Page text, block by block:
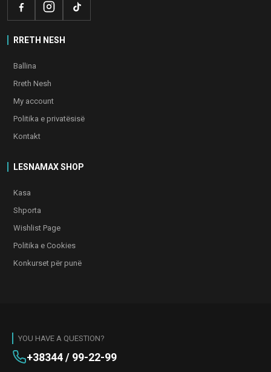
RRETH NESH
Ballina
Rreth Nesh
My account
Politika e privatësisë
Kontakt
LESNAMAX SHOP
Kasa
Shporta
Wishlist Page
Politika e Cookies
Konkurset për punë
YOU HAVE A QUESTION?
+38344 / 99-22-99